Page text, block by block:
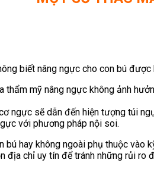
biết nâng ngực cho con bú
thẩm mỹ nâng ngực không ảnh
ngực sẽ dẫn đến hiện tượng túi
với phương pháp nội soi.
bú hay không ngoài phụ thuộc
địa chỉ uy tín để tránh những rủi ro